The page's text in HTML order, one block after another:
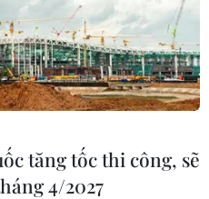
tăng tốc thi công, sẽ
4/2027